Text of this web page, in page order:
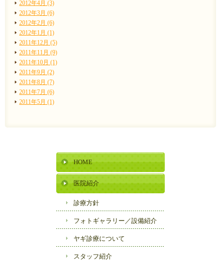
2012年4月 (3)
2012年3月 (6)
2012年2月 (6)
2012年1月 (1)
2011年12月 (5)
2011年11月 (9)
2011年10月 (1)
2011年9月 (2)
2011年8月 (7)
2011年7月 (6)
2011年5月 (1)
HOME
医院紹介
診療方針
フォトギャラリー／設備紹介
ヤギ診療について
スタッフ紹介